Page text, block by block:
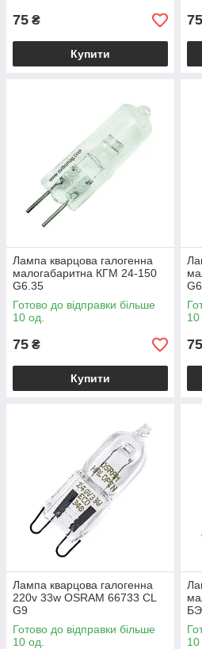
75 ₴
Купити
75
Лампа кварцова галогенна
малогабаритна КГМ 24-150
G6.35
Готово до відправки більше
10 од.
75 ₴
Купити
10
75
Лампа кварцова галогенна
220v 33w OSRAM 66733 CL
G9
Готово до відправки більше
10 од.
10